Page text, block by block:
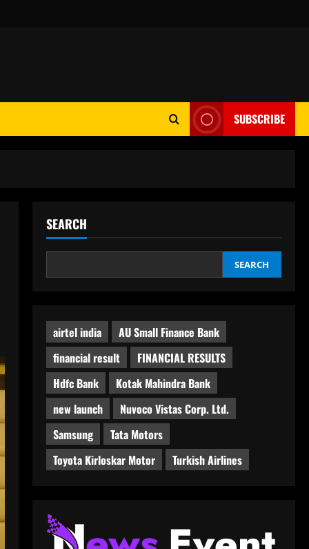
SUBSCRIBE
SEARCH
SEARCH
airtel india
AU Small Finance Bank
financial result
FINANCIAL RESULTS
Hdfc Bank
Kotak Mahindra Bank
new launch
Nuvoco Vistas Corp. Ltd.
Samsung
Tata Motors
Toyota Kirloskar Motor
Turkish Airlines